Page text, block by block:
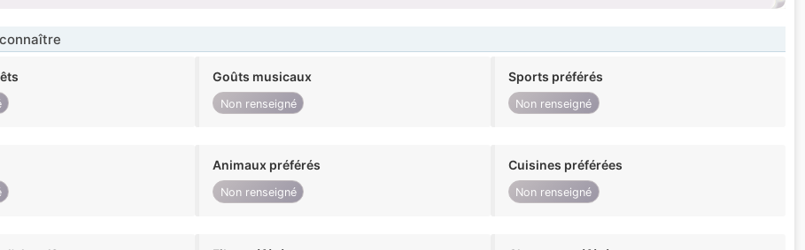
Goûts musicaux
Non renseigné
Sports préférés
Non renseigné
Animaux préférés
Non renseigné
Cuisines préférées
Non renseigné